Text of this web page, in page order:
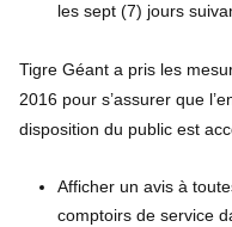
les sept (7) jours
Tigre Géant a pris les
2016 pour s’assurer que
disposition du public est
Afficher un avis à
comptoirs de service